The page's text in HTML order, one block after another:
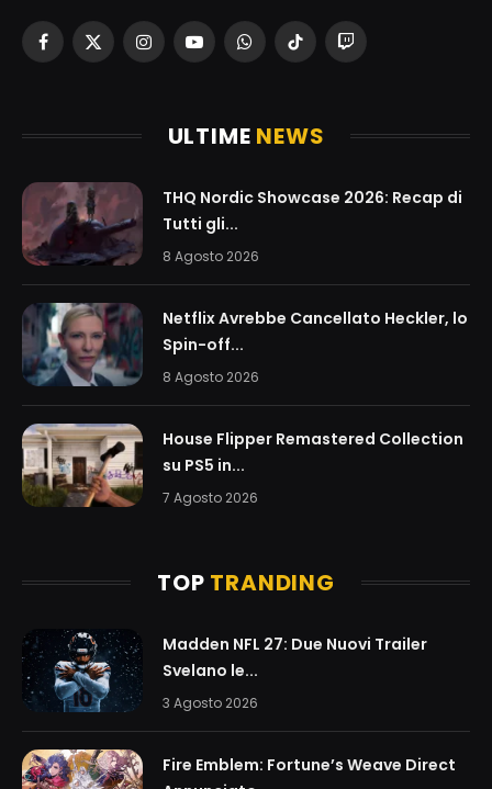
Facebook
X
InstagramYouTubeWhatsAppTikTokTwitch
ULTIME NEWS
THQ Nordic Showcase 2026: Recap di
Tutti gli...
8 Agosto 2026
Netflix Avrebbe Cancellato Heckler, lo
Spin-off...
8 Agosto 2026
House Flipper Remastered Collection
su PS5 in...
7 Agosto 2026
TOP TRANDING
Madden NFL 27: Due Nuovi Trailer
Svelano le...
3 Agosto 2026
Fire Emblem: Fortune’s Weave Direct